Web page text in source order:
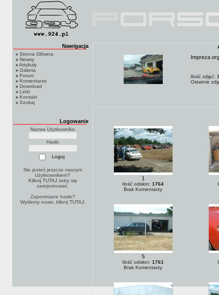
Nawigacja
Strona Główna
Newsy
Artykuły
Galeria
Forum
Komentarze
Download
Linki
Kontakt
Szukaj
Logowanie
Nazwa Użytkownika
Hasło
Nie jesteś jeszcze naszym
Użytkownikiem?
Kilknij TUTAJżeby się
zarejestrować.
Zapomniane hasło?
Wyślemy nowe, kliknij TUTAJ.
Impreza
Ilość zdjęć:
Ostatnie
1
Ilość odsłon: 1764
Brak Komentarzy
5
Ilość odsłon: 1761
Brak Komentarzy